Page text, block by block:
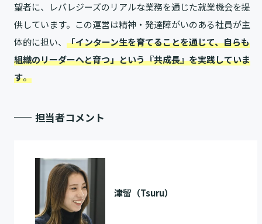
望者に、レバレジーズのリアルな業務を通じた就業機会を提
供しています。この運営は精神・発達障がいのある社員が主
体的に担い、 「インターン生を育てることを通じて、自らも
組織のリーダーへと育つ」という『共成長』を実践していま
す。
担当者コメント
津留（Tsuru）